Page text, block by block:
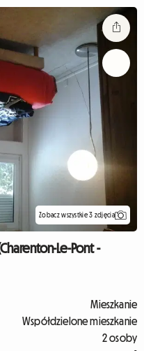
Zobacz wszystkie 3 zdjęcia
Le-Pont -
Mieszkanie
Współdzielone mieszkanie
2 osoby